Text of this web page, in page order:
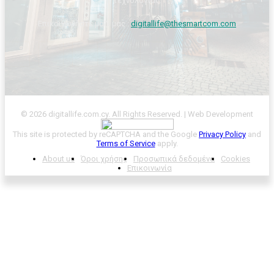
Επικοινωνήστε μαζί μας : digitallife@thesmartcom.com
© 2026 digitallife.com.cy. All Rights Reserved. | Web Development
This site is protected by reCAPTCHA and the Google Privacy Policy and
Terms of Serviceapply.
About us
Όροι χρήσης Προσωπικά δεδομένα
Cookies
Επικοινωνία